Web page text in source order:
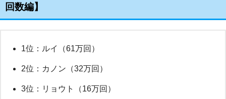
回数編】
1位：ルイ（61万回）
2位：カノン（32万回）
3位：リョウト（16万回）